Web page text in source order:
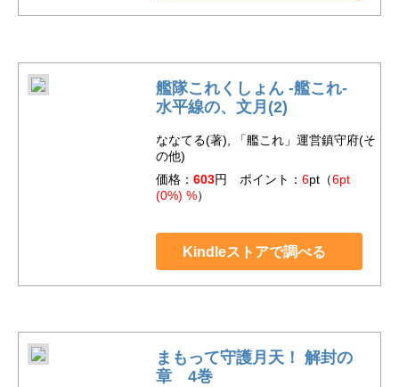
艦隊これくしょん ‐艦これ‐
水平線の、文月(2)
ななてる(著), 「艦これ」運営鎮守府(そ
の他)
価格： 603円 ポイント： 6pt（6pt
(0%) %）
Kindleストアで調べる
まもって守護月天！ 解封の
章 4巻